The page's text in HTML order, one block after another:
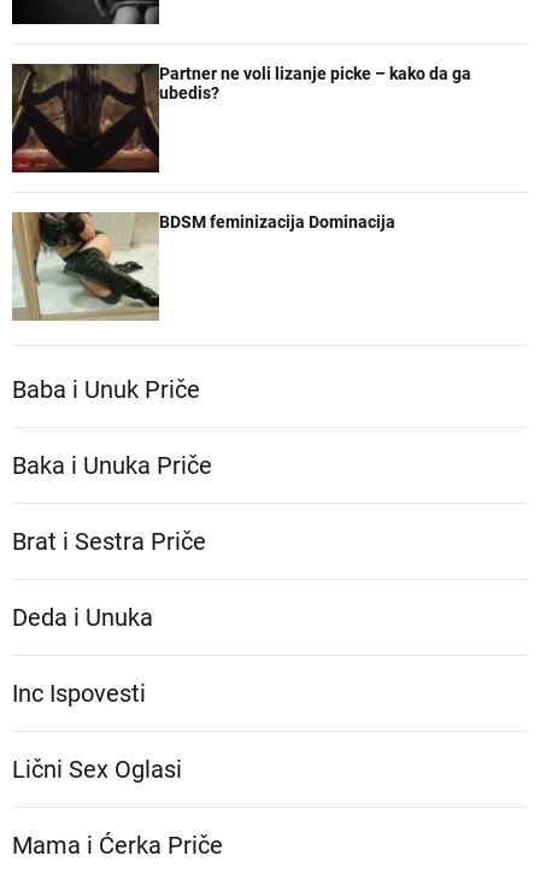
Partner ne voli lizanje picke – kako da ga
ubedis?
BDSM feminizacija Dominacija
Baba i Unuk Priče
Baka i Unuka Pričе
Brat i Sestra Priče
Deda i Unuka
Inc Ispovesti
Lični Sex Oglasi
Mama i Ćerka Priče